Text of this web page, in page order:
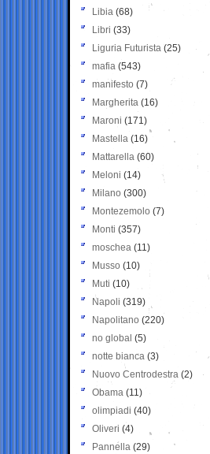
Libia (68)
Libri (33)
Liguria Futurista (25)
mafia (543)
manifesto (7)
Margherita (16)
Maroni (171)
Mastella (16)
Mattarella (60)
Meloni (14)
Milano (300)
Montezemolo (7)
Monti (357)
moschea (11)
Musso (10)
Muti (10)
Napoli (319)
Napolitano (220)
no global (5)
notte bianca (3)
Nuovo Centrodestra (2)
Obama (11)
olimpiadi (40)
Oliveri (4)
Pannella (29)